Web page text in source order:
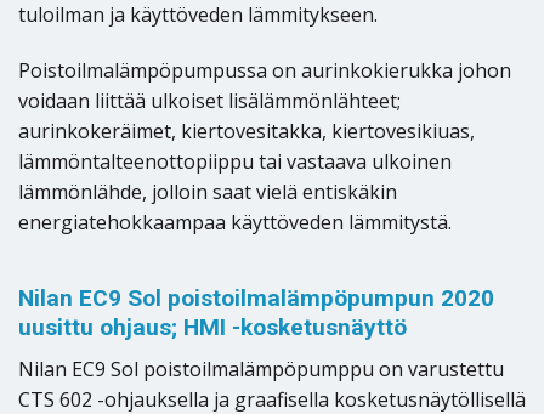
tuloilman ja käyttöveden lämmitykseen.
Poistoilmalämpöpumpussa on aurinkokierukka johon
voidaan liittää ulkoiset lisälämmönlähteet;
aurinkokeräimet, kiertovesitakka, kiertovesikiuas,
lämmöntalteenottopiippu tai vastaava ulkoinen
lämmönlähde, jolloin saat vielä entiskäkin
energiatehokkaampaa käyttöveden lämmitystä.
Nilan EC9 Sol poistoilmalämpöpumpun 2020
uusittu ohjaus; HMI -kosketusnäyttö
Nilan EC9 Sol poistoilmalämpöpumppu on varustettu
CTS 602 -ohjauksella ja graafisella kosketusnäytöllisellä